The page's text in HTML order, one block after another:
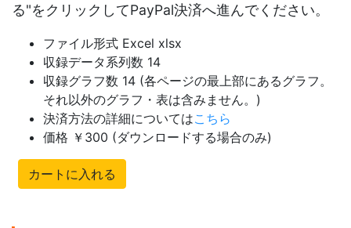
る"をクリックしてPayPal決済へ進んでください。
ファイル形式 Excel xlsx
収録データ系列数 14
収録グラフ数 14 (各ページの最上部にあるグラフ。
それ以外のグラフ・表は含みません。)
決済方法の詳細についてはこちら
価格 ￥300 (ダウンロードする場合のみ)
カートに入れる